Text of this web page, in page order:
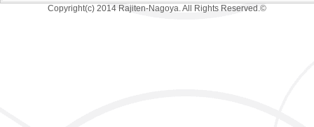
Copyright(c) 2014 Rajiten-Nagoya. All Rights Reserved.©